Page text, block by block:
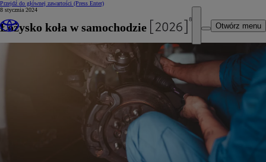
Przejdź do głównej zawartości (Press Enter)
Otwórz menu
8 stycznia 2024
Łożysko koła w samochodzie